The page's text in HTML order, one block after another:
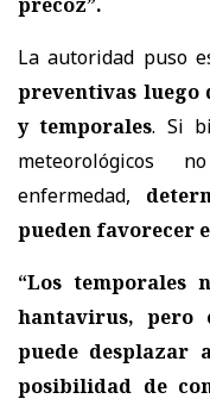
La autoridad puso
preventivas luego
y temporales. Si
meteorológicos
enfermedad,
pueden favorecer
“Los temporales
hantavirus, pero
puede desplazar
posibilidad de